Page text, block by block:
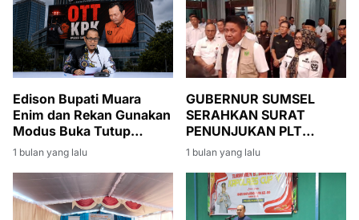
Edison Bupati Muara
Enim dan Rekan Gunakan
Modus Buka Tutup
Rekening
1 bulan yang lalu
GUBERNUR SUMSEL
SERAHKAN SURAT
PENUNJUKAN PLT
BUPATI MUARA ENIM,
SUMARNI DIMINTA JAGA
STABILITAS
PEMERINTAHAN DAN
PEMBANGUNAN
1 bulan yang lalu